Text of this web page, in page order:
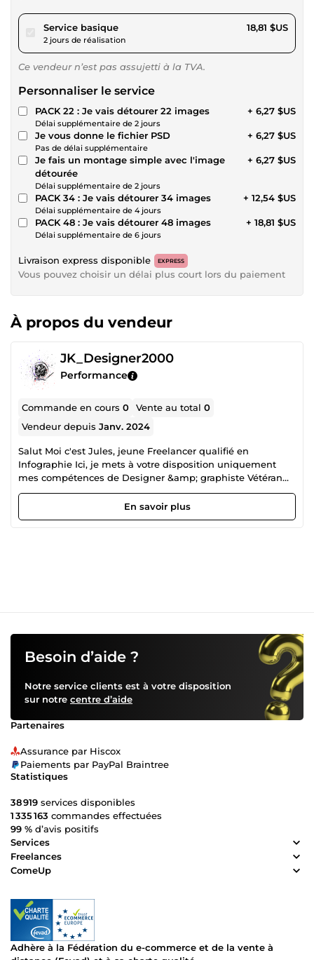
Service basiquepour 17,34 $US
2 jours de réalisation
18,81 $US
Ce vendeur n’est pas assujetti à la TVA.
Personnaliser le service
PACK 22 : Je vais détourer 22 images
Délai supplémentaire de 2 jours
+ 6,27 $US
Je vous donne le fichier PSD
Pas de délai supplémentaire
+ 6,27 $US
Je fais un montage simple avec l'image
détourée
Délai supplémentaire de 2 jours
+ 6,27 $US
PACK 34 : Je vais détourer 34 images
Délai supplémentaire de 4 jours
+ 12,54 $US
PACK 48 : Je vais détourer 48 images
Délai supplémentaire de 6 jours
+ 18,81 $US
Livraison express disponible EXPRESS
Vous pouvez choisir un délai plus court lors du paiement
À propos du vendeur
JK_Designer2000
Performance
Commande en cours0 Vente au total0
Vendeur depuisJanv. 2024
Salut Moi c'est Jules, jeune Freelancer qualifié en
Infographie Ici, je mets à votre disposition uniquement
mes compétences de Designer &amp; graphiste Vétéran
diplômé, Que ce soit pour la réalisation de tâches telles
que le montage photos, la réalisation d'affiches
publicitaires, de cartes de visites et autres j'utilise la
ces tâches vous-même. Peut-être manquez-vous de
temps, d'expérience, d'inspiration ou pour la plupart tout
simplement les compétences nécessaires pour mener à
bien cela. Pas la peine de stresser! En un message vous
avez la possibilité de résoudre ce problème, alors n'hésitez
pas! Il n'est pas nécessaire de préciser que la qualité du
rendu n'est pas en reste Je ferai l'effort de vous répondre
avez un retard de 04 heures tout au plus Horaires:
après-midi et en soirée; 07 jrs / 7 ;
En savoir plus
Besoin d’aide ?
Notre service clients est à votre disposition
sur notre centre d’aide
Partenaires
Assurance par Hiscox
Paiements par PayPal Braintree
Statistiques
38 919 services disponibles
1 335 163 commandes effectuées
99 % d’avis positifs
Services
Freelances
ComeUp
Adhère à la Fédération du e-commerce et de la vente à